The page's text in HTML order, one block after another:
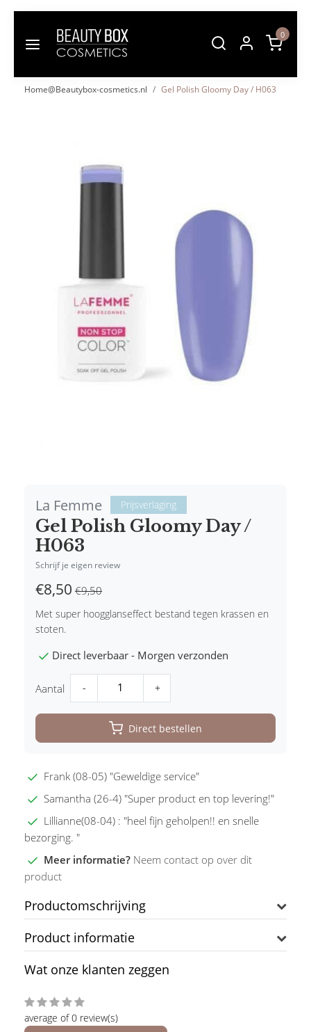
0
Home@Beautybox-cosmetics.nl Gel Polish Gloomy Day / H063
La Femme Prijsverlaging
Gel Polish Gloomy Day /
H063
Schrijf je eigen review
€8,50 €9,50
Met super hoogglanseffect bestand tegen krassen en
stoten.
Direct leverbaar - Morgen verzonden
Aantal - +
Direct bestellen
Frank (08-05) "Geweldige service"
Samantha (26-4) "Super product en top levering!"
Lillianne(08-04) : "heel fijn geholpen!! en snelle
bezorging. "
Meer informatie? Neem contact op over dit
product
Productomschrijving
Product informatie
Wat onze klanten zeggen
average of 0 review(s)